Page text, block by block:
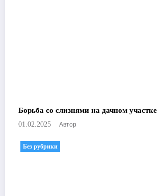
Борьба со слизнями на дачном участке
01.02.2025 Автор
Без рубрики